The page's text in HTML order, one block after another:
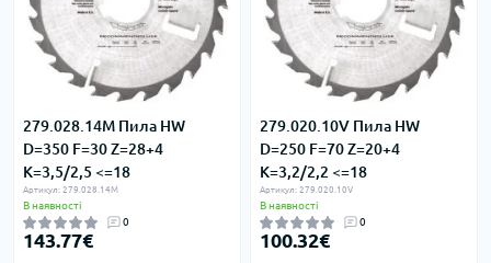
279.028.14M Пила HW
D=350 F=30 Z=28+4
K=3,5/2,5 <=18
Артикул: 279.028.14M
В наявності
0
143.77€
279.020.10V Пила HW
D=250 F=70 Z=20+4
K=3,2/2,2 <=18
Артикул: 279.020.10V
В наявності
0
100.32€